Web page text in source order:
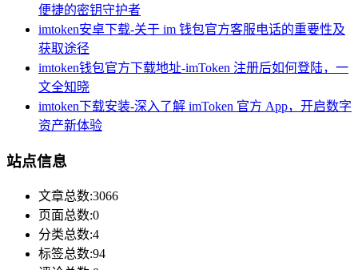
便捷的密钥守护者
imtoken安卓下载-关于 im 钱包官方客服电话的重要性及
获取途径
imtoken钱包官方下载地址-imToken 注册后如何登陆，一
文全知晓
imtoken下载安装-深入了解 imToken 官方 App，开启数字
资产新体验
站点信息
文章总数:3066
页面总数:0
分类总数:4
标签总数:94